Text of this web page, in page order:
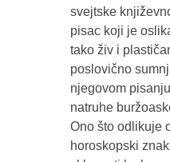
svejtske
pisac koji je
tako živ i
poslovično
njegovom
natruhe
Ono što odlikuje
horoskopski